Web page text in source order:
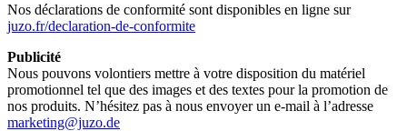
Nos déclarations de conformité sont disponibles en ligne sur
juzo.fr/declaration-de-conformite
Publicité
Nous pouvons volontiers mettre à votre disposition du matériel
promotionnel tel que des images et des textes pour la promotion de
nos produits. N’hésitez pas à nous envoyer un e-mail à l’adresse
marketing@juzo.de